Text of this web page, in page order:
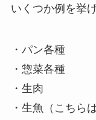
いくつか例を挙
・パン各種
・惣菜各種
・生肉
・生魚（こちら